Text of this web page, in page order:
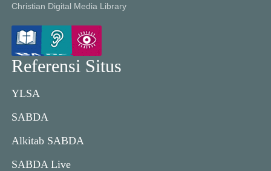
Christian Digital Media Library
Referensi Situs
YLSA
SABDA
Alkitab SABDA
SABDA Live